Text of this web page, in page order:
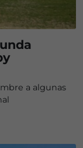
a algunas